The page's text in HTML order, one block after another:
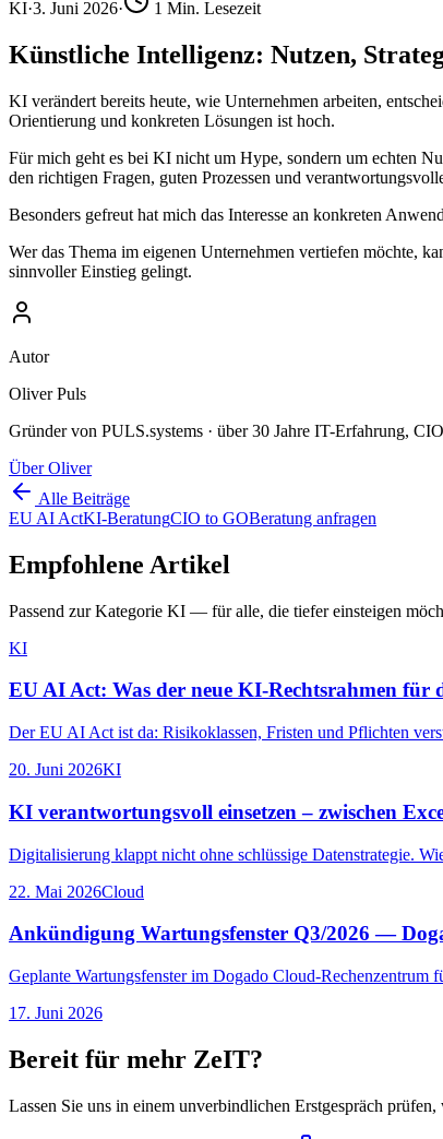
KI·3. Juni 2026· 1 Min. Lesezeit
Künstliche Intelligenz: Nutzen,
KI verändert bereits heute, wie Unternehmen arbeiten,
Orientierung und konkreten Lösungen ist hoch.
Für mich geht es bei KI nicht um Hype, sondern um echten
den richtigen Fragen, guten Prozessen und
Besonders gefreut hat mich das Interesse an konkreten
Wer das Thema im eigenen Unternehmen vertiefen möchte,
sinnvoller Einstieg gelingt.
Autor
Oliver Puls
Gründer von PULS.systems · über 30 Jahre IT-Erfahrung,
Über Oliver
Alle Beiträge
EU AI ActKI-BeratungCIO to GOBeratung anfragen
Empfohlene Artikel
Passend zur Kategorie KI — für alle, die tiefer einsteigen
KI
EU AI Act: Was der neue KI-Rechtsrahmen für
Der EU AI Act ist da: Risikoklassen, Fristen und Pflichten
20. Juni 2026KI
KI verantwortungsvoll einsetzen – zwischen
Digitalisierung klappt nicht ohne schlüssige Datenstrategie.
22. Mai 2026Cloud
Ankündigung Wartungsfenster Q3/2026 —
Geplante Wartungsfenster im Dogado Cloud-Rechenzentrum
17. Juni 2026
Bereit für mehr ZeIT?
Lassen Sie uns in einem unverbindlichen Erstgespräch